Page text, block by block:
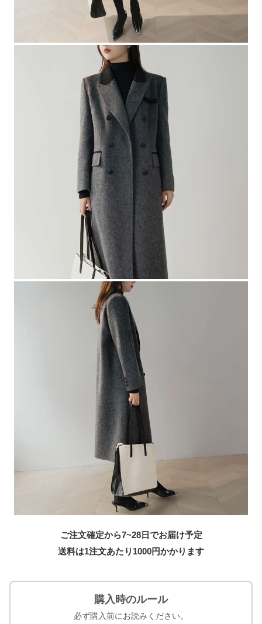
ご注文確定から7~28日でお届け予定
送料は1注文あたり 1000円かかります
購入時のルール
必ず購入前にお読みください。